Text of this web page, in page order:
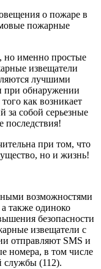
о пожаре в
пожарные
но именно простые
извещатели
лучшими
обнаружении
как возникает
за собой серьезные
последствия!
при том, что
но и жизнь!
возможностями
также одиноко
безопасности
извещатели с
отправляют SMS и
номера, в том числе
службы (112).